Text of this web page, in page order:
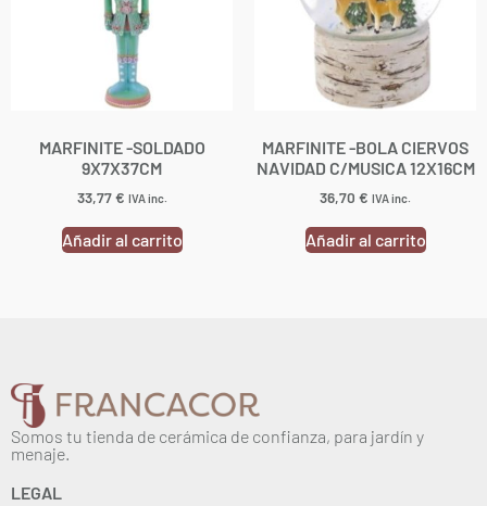
MARFINITE -SOLDADO
9X7X37CM
33,77€ IVA inc.
Añadir al carrito
MARFINITE -BOLA CIERVOS
NAVIDAD C/MUSICA 12X16CM
36,70 € IVA inc.
Añadir al carrito
Somos tu tienda de cerámica de confianza, para jardín y
menaje.
LEGAL